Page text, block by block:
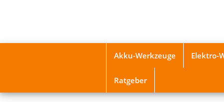
content
Akku-Werkzeuge Elektro-
Ratgeber